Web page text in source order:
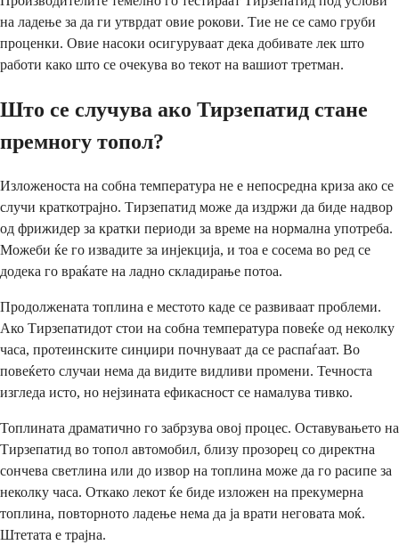
на ладење за да ги утврдат овие рокови. Тие не се само груби
проценки. Овие насоки осигуруваат дека добивате лек што
работи како што се очекува во текот на вашиот третман.
Што се случува ако Тирзепатид стане
премногу топол?
Изложеноста на собна температура не е непосредна криза ако се
случи краткотрајно. Тирзепатид може да издржи да биде надвор
од фрижидер за кратки периоди за време на нормална употреба.
Можеби ќе го извадите за инјекција, и тоа е сосема во ред се
додека го враќате на ладно складирање потоа.
Продолжената топлина е местото каде се развиваат проблеми.
Ако Тирзепатидот стои на собна температура повеќе од неколку
часа, протеинските синџири почнуваат да се распаѓаат. Во
повеќето случаи нема да видите видливи промени. Течноста
изгледа исто, но нејзината ефикасност се намалува тивко.
Топлината драматично го забрзува овој процес. Оставувањето на
Тирзепатид во топол автомобил, близу прозорец со директна
сончева светлина или до извор на топлина може да го расипе за
неколку часа. Откако лекот ќе биде изложен на прекумерна
топлина, повторното ладење нема да ја врати неговата моќ.
Штетата е трајна.